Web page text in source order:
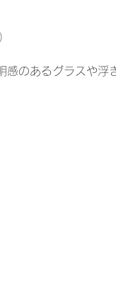
のあるグラスや浮